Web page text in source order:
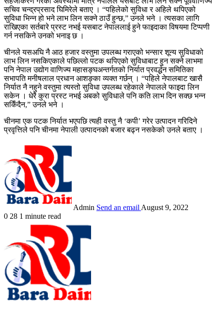
सचिव चन्द्रप्रसाद घिमिरेले बताए । “पहिलेको सुविधा र अहिले थपिएको
सुविधा भिन्न हो भने लाभ लिन सक्ने ठाउँ हुन्छ,” उनले भने । त्यसका लागि
राखिएका सर्तबारे प्रस्ट नभई यसबाट नेपाललाई हुने फाइदाका विषयमा टिप्पणी
गर्न नसकिने उनको भनाइ छ ।
चीनले यसअघि नै आठ हजार वस्तुमा उपलब्ध गराएको भन्सार शून्य सुविधाको
लाभ लिन नसकिएकाले पछिल्लो पटक थपिएको सुविधाबाट हुन सक्ने लाभमा
पनि नेपाल उद्योग वाणिज्य महासङ्घअन्तर्गतको निर्यात प्रवर्द्धन समितिका
सभापति मनीषलाल प्रधान आशङ्का व्यक्त गर्छन् । “पहिले नेपालबाट खासै
निर्यात नै नहुने वस्तुमा त्यस्तो सुविधा उपलब्ध रहेकाले नेपालले फाइदा लिन
सकेन । धेरै कुरा प्रस्ट नभई अबको सुविधाले पनि कति लाभ दिन सक्छ भन्न
सकिँदैन,” उनले भने ।
चीनमा एक पटक निर्यात भएपछि त्यही वस्तु नै ‘कपी’ गरेर उत्पादन गरिदिने
प्रवृत्तिले पनि चीनमा नेपाली उत्पादनको बजार बढ्न नसकेको उनले बताए ।
Admin Send an email August 9, 2022
0 28 1 minute read